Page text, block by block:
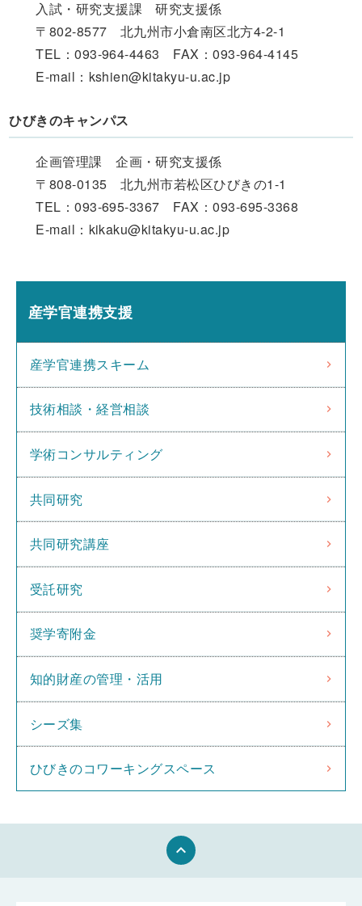
入試・研究支援課 研究支援係
〒802-8577 北九州市小倉南区北方4-2-1
TEL：093-964-4463 FAX：093-964-4145
E-mail：kshien@kitakyu-u.ac.jp
ひびきのキャンパス
企画管理課 企画・研究支援係
〒808-0135 北九州市若松区ひびきの1-1
TEL：093-695-3367 FAX：093-695-3368
E-mail：kikaku@kitakyu-u.ac.jp
産学官連携支援
産学官連携スキーム
技術相談・経営相談
学術コンサルティング
共同研究
共同研究講座
受託研究
奨学寄附金
知的財産の管理・活用
シーズ集
ひびきのコワーキングスペース
keyboard_arrow_up